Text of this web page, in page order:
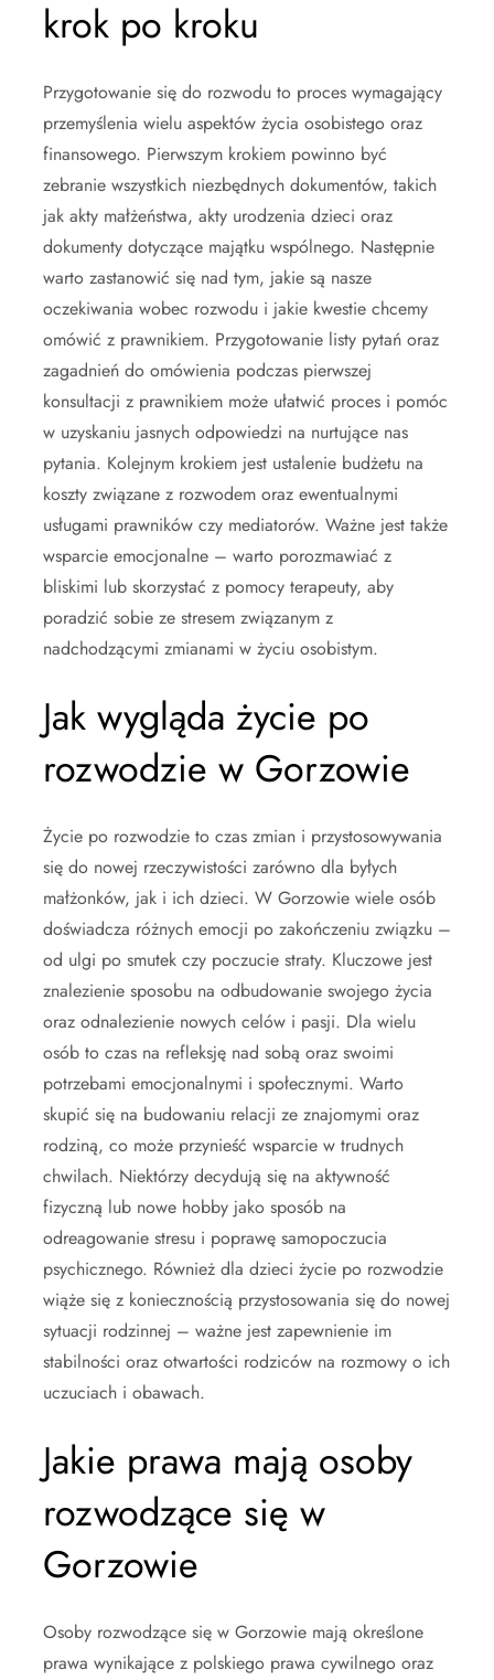
krok po kroku
Przygotowanie się do rozwodu to proces wymagający
przemyślenia wielu aspektów życia osobistego oraz
finansowego. Pierwszym krokiem powinno być
zebranie wszystkich niezbędnych dokumentów, takich
jak akty małżeństwa, akty urodzenia dzieci oraz
dokumenty dotyczące majątku wspólnego. Następnie
warto zastanowić się nad tym, jakie są nasze
oczekiwania wobec rozwodu i jakie kwestie chcemy
omówić z prawnikiem. Przygotowanie listy pytań oraz
zagadnień do omówienia podczas pierwszej
konsultacji z prawnikiem może ułatwić proces i pomóc
w uzyskaniu jasnych odpowiedzi na nurtujące nas
pytania. Kolejnym krokiem jest ustalenie budżetu na
koszty związane z rozwodem oraz ewentualnymi
usługami prawników czy mediatorów. Ważne jest także
wsparcie emocjonalne – warto porozmawiać z
bliskimi lub skorzystać z pomocy terapeuty, aby
poradzić sobie ze stresem związanym z
nadchodzącymi zmianami w życiu osobistym.
Jak wygląda życie po
rozwodzie w Gorzowie
Życie po rozwodzie to czas zmian i przystosowywania
się do nowej rzeczywistości zarówno dla byłych
małżonków, jak i ich dzieci. W Gorzowie wiele osób
doświadcza różnych emocji po zakończeniu związku –
od ulgi po smutek czy poczucie straty. Kluczowe jest
znalezienie sposobu na odbudowanie swojego życia
oraz odnalezienie nowych celów i pasji. Dla wielu
osób to czas na refleksję nad sobą oraz swoimi
potrzebami emocjonalnymi i społecznymi. Warto
skupić się na budowaniu relacji ze znajomymi oraz
rodziną, co może przynieść wsparcie w trudnych
chwilach. Niektórzy decydują się na aktywność
fizyczną lub nowe hobby jako sposób na
odreagowanie stresu i poprawę samopoczucia
psychicznego. Również dla dzieci życie po rozwodzie
wiąże się z koniecznością przystosowania się do nowej
sytuacji rodzinnej – ważne jest zapewnienie im
stabilności oraz otwartości rodziców na rozmowy o ich
uczuciach i obawach.
Jakie prawa mają osoby
rozwodzące się w
Gorzowie
Osoby rozwodzące się w Gorzowie mają określone
prawa wynikające z polskiego prawa cywilnego oraz